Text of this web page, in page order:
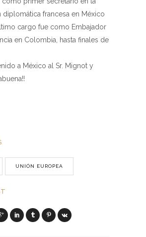
diplomática francesa en México
cargo fue como Embajador
en Colombia, hasta finales de
a México al Sr. Mignot y
UNIÓN EUROPEA